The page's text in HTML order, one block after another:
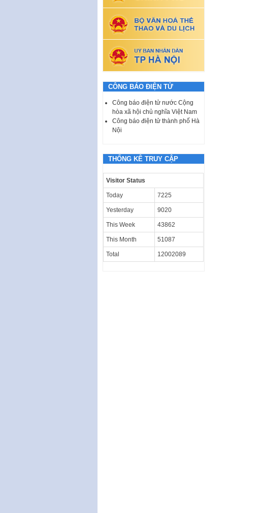
CÔNG BÁO ĐIỆN TỬ
Công báo điện tử nước Cộng
hòa xã hội chủ nghĩa Việt Nam
Công báo điện tử thành phố Hà
Nội
THỐNG KÊ TRUY CẬP
Visitor Status
Today 7225
Yesterday 9020
This Week 43862
This Month 51087
Total 12002089